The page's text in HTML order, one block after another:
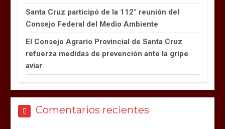
Santa Cruz participó de la 112° reunión del
Consejo Federal del Medio Ambiente
El Consejo Agrario Provincial de Santa Cruz
refuerza medidas de prevención ante la gripe
aviar
Comentarios recientes